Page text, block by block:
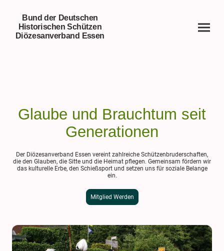
Bund der Deutschen
Historischen Schützen
Diözesanverband Essen
Glaube und Brauchtum seit
Generationen
Der Diözesanverband Essen vereint zahlreiche Schützenbruderschaften,
die den Glauben, die Sitte und die Heimat pflegen. Gemeinsam fördern wir
das kulturelle Erbe, den Schießsport und setzen uns für soziale Belange
ein.
Mitglied Werden